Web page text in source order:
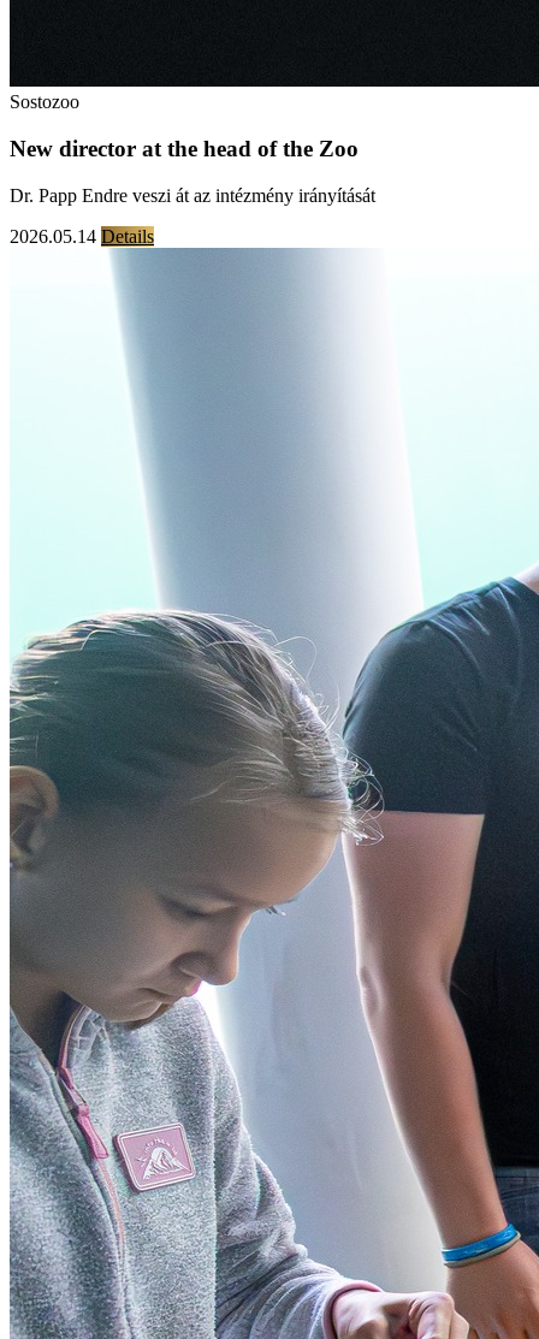
Sostozoo
New director at the head of the Zoo
Dr. Papp Endre veszi át az intézmény irányítását
2026.05.14 Details